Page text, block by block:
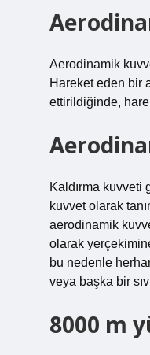
Aerodinamik
Hareket eden bir
ettirildiğinde,
Kaldırma kuvveti
kuvvet olarak
aerodinamik
olarak
bu nedenle
veya başka bir
8000 m